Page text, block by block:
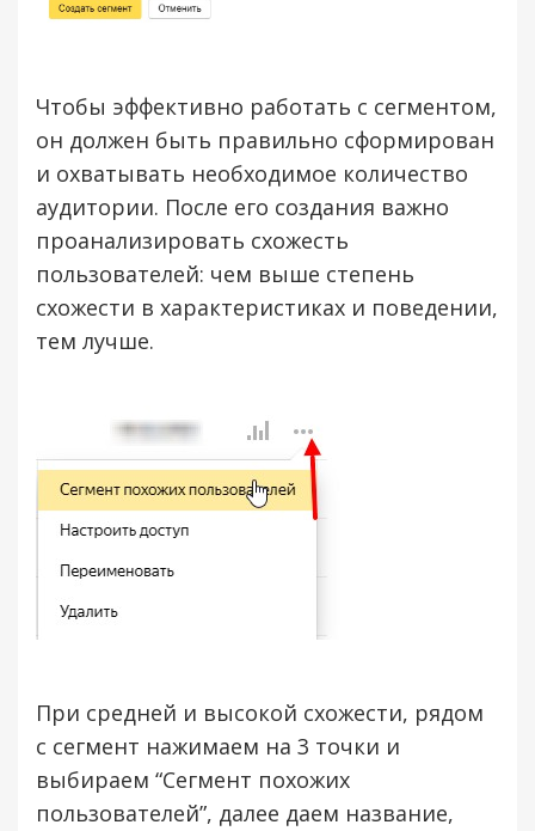
Чтобы эффективно работать с сегментом,
он должен быть правильно сформирован
и охватывать необходимое количество
аудитории. После его создания важно
проанализировать схожесть
пользователей: чем выше степень
схожести в характеристиках и поведении,
тем лучше.
При средней и высокой схожести, рядом
с сегмент нажимаем на 3 точки и
выбираем “Сегмент похожих
пользователей”, далее даем название,